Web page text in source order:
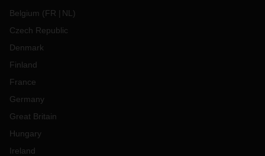
Belgium (FR NL )
Czech Republic
Denmark
Finland
France
Germany
Great Britain
Hungary
Ireland